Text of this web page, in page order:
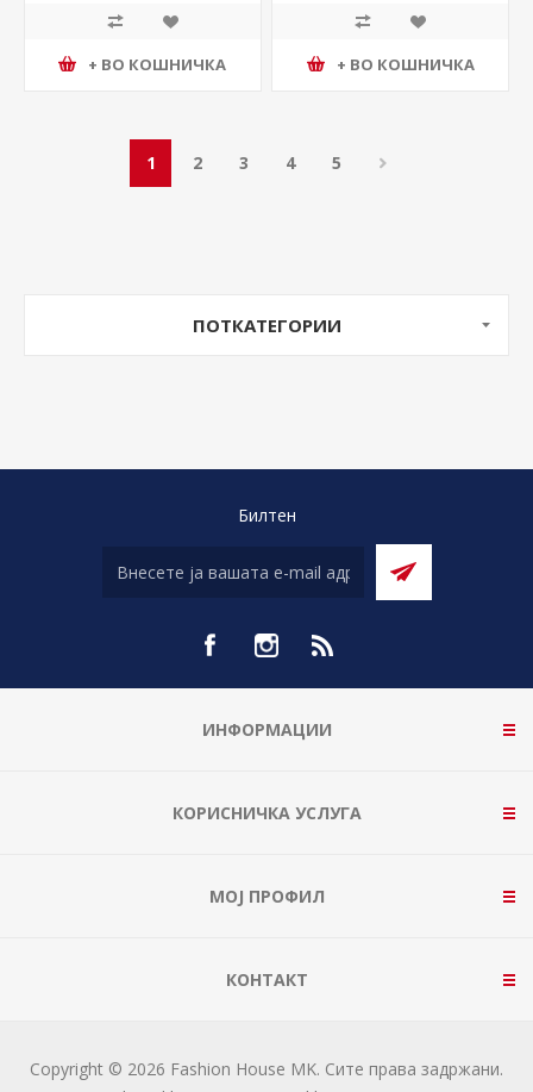
+ ВО КОШНИЧКА + ВО КОШНИЧКА
1 2 3 4 5
ПОТКАТЕГОРИИ
Билтен
ИНФОРМАЦИИ
КОРИСНИЧКА УСЛУГА
МОЈ ПРОФИЛ
КОНТАКТ
Copyright © 2026 Fashion House MK. Сите права задржани.